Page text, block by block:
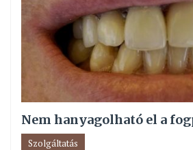
Nem hanyagolható el a
Szolgáltatás